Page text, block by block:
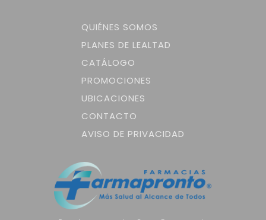
QUIÉNES SOMOS
PLANES DE LEALTAD
CATÁLOGO
PROMOCIONES
UBICACIONES
CONTACTO
AVISO DE PRIVACIDAD